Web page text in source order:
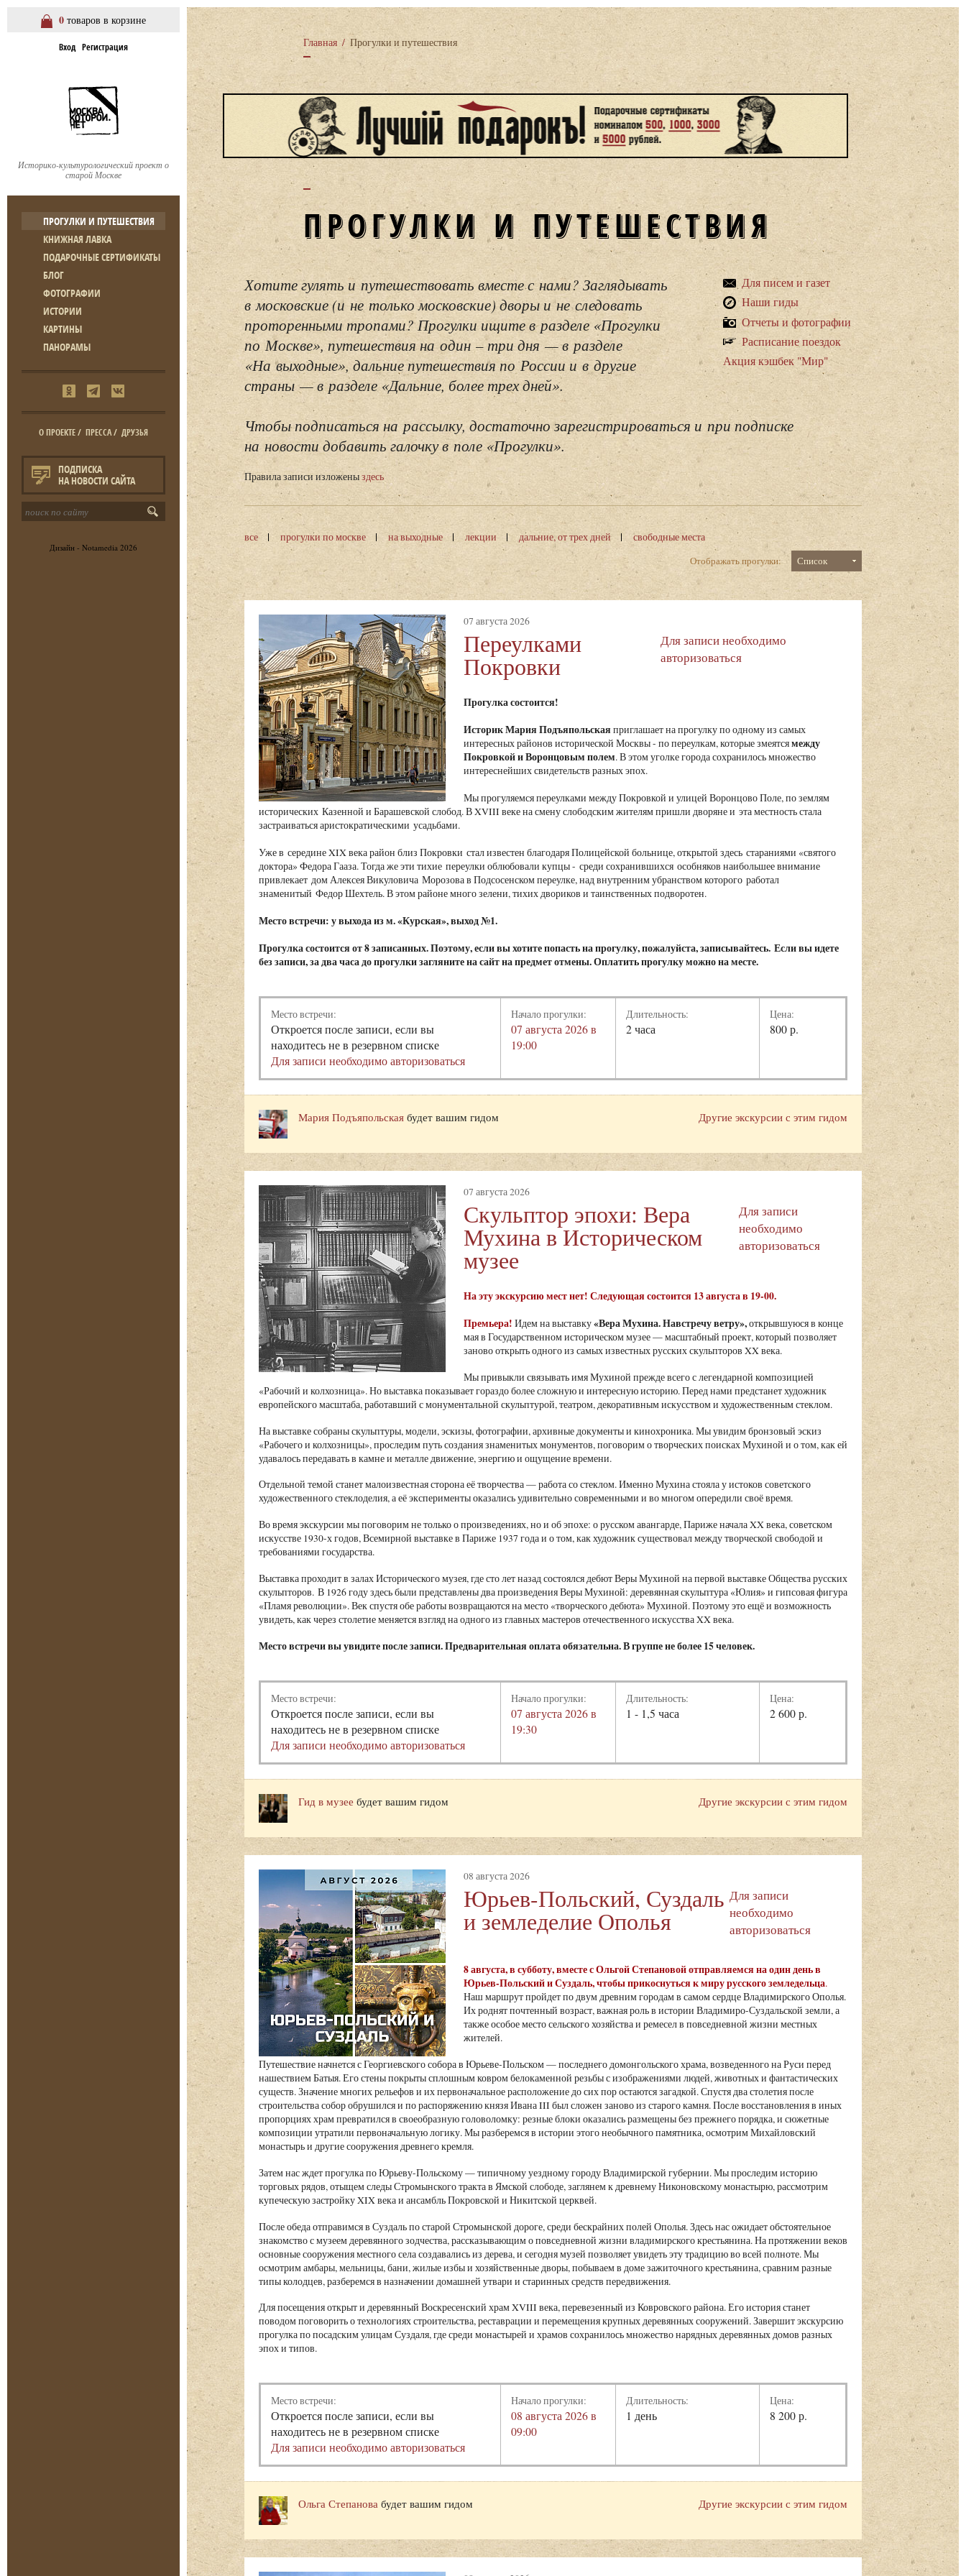
0 товаров в корзине
Вход Регистрация
Историко-культурологический проект о
старой Москве
ПРОГУЛКИ И ПУТЕШЕСТВИЯ
КНИЖНАЯ ЛАВКА
ПОДАРОЧНЫЕ СЕРТИФИКАТЫ
БЛОГ
ФОТОГРАФИИ
ИСТОРИИ
КАРТИНЫ
ПАНОРАМЫ
О ПРОЕКТЕ/ ПРЕССА/ ДРУЗЬЯ
ПОДПИСКА
НА НОВОСТИ САЙТА
Дизайн - Notamedia 2026
Главная / Прогулки и путешествия
ПРОГУЛКИ И ПУТЕШЕСТВИЯ
Для писем и газет
Наши гиды
Отчеты и фотографии
Расписание поездок
Акция кэшбек "Мир"
Хотите гулять и путешествовать вместе с нами? Заглядывать
в московские (и не только московские) дворы и не следовать
проторенными тропами? Прогулки ищите в разделе «Прогулки
по Москве», путешествия на один – три дня — в разделе
«На выходные», дальние путешествия по России и в другие
страны — в разделе «Дальние, более трех дней».
Чтобы подписаться на рассылку, достаточно зарегистрироваться и при подписке
на новости добавить галочку в поле «Прогулки».
Правила записи изложеныздесь
все прогулки по москве на выходные лекции дальние, от трех дней
свободные места
Отображать прогулки:
Список
07 августа 2026
Переулками
Покровки
Для записи необходимо
авторизоваться
Прогулка состоится!
Историк Мария Подъяпольская приглашает на прогулку по одному из самых
интересных районов исторической Москвы - по переулкам, которые змеятсямежду
Покровкой и Воронцовым полем. В этом уголке города сохранилось множество
интереснейших свидетельств разных эпох.
Мы прогуляемся переулками между Покровкой и улицей Воронцово Поле, по землям
исторических Казенной и Барашевской слобод. В XVIII веке на смену слободским жителям пришли дворяне и эта местность стала
застраиваться аристократическими усадьбами.
Уже в середине XIX века район близ Покровки стал известен благодаря Полицейской больнице, открытой здесь стараниями «святого
доктора» Федора Гааза. Тогда же эти тихие переулки облюбовали купцы - среди сохранившихся особняков наибольшее внимание
привлекает дом Алексея Викуловича Морозова в Подсосенском переулке, над внутренним убранством которого работал
знаменитый Федор Шехтель. В этом районе много зелени, тихих двориков и таинственных подворотен.
Место встречи: у выхода из м. «Курская», выход №1.
Прогулка состоится от 8 записанных. Поэтому, если вы хотите попасть на прогулку, пожалуйста, записывайтесь. Если вы идете
без записи, за два часа до прогулки загляните на сайт на предмет отмены. Оплатить прогулку можно на месте.
Место встречи:
Откроется после записи, если вы
находитесь не в резервном списке
Для записи необходимо авторизоваться
Начало прогулки:
07 августа 2026 в
19:00
Длительность:
2 часа
Цена:
800 р.
Другие экскурсии с этим гидом
Мария Подъяпольская будет вашим гидом
07 августа 2026
Скульптор эпохи: Вера
Мухина в Историческом
музее
Для записи
необходимо
авторизоваться
На эту экскурсию мест нет! Следующая состоится 13 августа в 19-00.
Премьера! Идем на выставку«Вера Мухина. Навстречу ветру»,открывшуюся в конце
мая в Государственном историческом музее — масштабный проект, который позволяет
заново открыть одного из самых известных русских скульпторов XX века.
Мы привыкли связывать имя Мухиной прежде всего с легендарной композицией
«Рабочий и колхозница». Но выставка показывает гораздо более сложную и интересную историю. Перед нами предстанет художник
европейского масштаба, работавший с монументальной скульптурой, театром, декоративным искусством и художественным стеклом.
На выставке собраны скульптуры, модели, эскизы, фотографии, архивные документы и кинохроника. Мы увидим бронзовый эскиз
«Рабочего и колхозницы», проследим путь создания знаменитых монументов, поговорим о творческих поисках Мухиной и о том, как ей
удавалось передавать в камне и металле движение, энергию и ощущение времени.
Отдельной темой станет малоизвестная сторона её творчества — работа со стеклом. Именно Мухина стояла у истоков советского
художественного стеклоделия, а её эксперименты оказались удивительно современными и во многом опередили своё время.
Во время экскурсии мы поговорим не только о произведениях, но и об эпохе: о русском авангарде, Париже начала XX века, советском
искусстве 1930-х годов, Всемирной выставке в Париже 1937 года и о том, как художник существовал между творческой свободой и
требованиями государства.
Выставка проходит в залах Исторического музея, где сто лет назад состоялся дебют Веры Мухиной на первой выставке Общества русских
скульпторов. В 1926 году здесь были представлены два произведения Веры Мухиной: деревянная скульптура «Юлия» и гипсовая фигура
«Пламя революции». Век спустя обе работы возвращаются на место «творческого дебюта» Мухиной. Поэтому это ещё и возможность
увидеть, как через столетие меняется взгляд на одного из главных мастеров отечественного искусства XX века.
Место встречи вы увидите после записи. Предварительная оплата обязательна. В группе не более 15 человек.
Место встречи:
Откроется после записи, если вы
находитесь не в резервном списке
Для записи необходимо авторизоваться
Начало прогулки:
07 августа 2026 в
19:30
Длительность:
1 - 1,5 часа
Цена:
2 600 р.
Другие экскурсии с этим гидом
Гид в музее будет вашим гидом
08 августа 2026
Юрьев-Польский, Суздаль
и земледелие Ополья
Для записи
необходимо
авторизоваться
8 августа, в субботу, вместе с Ольгой Степановой отправляемся на один день в
Юрьев-Польский и Суздаль, чтобы прикоснуться к миру русского земледельца.
Наш маршрут пройдет по двум древним городам в самом сердце Владимирского Ополья.
Их роднят почтенный возраст, важная роль в истории Владимиро-Суздальской земли, а
также особое место сельского хозяйства и ремесел в повседневной жизни местных
жителей.
Путешествие начнется с Георгиевского собора в Юрьеве-Польском — последнего домонгольского храма, возведенного на Руси перед
нашествием Батыя. Его стены покрыты сплошным ковром белокаменной резьбы с изображениями людей, животных и фантастических
существ. Значение многих рельефов и их первоначальное расположение до сих пор остаются загадкой. Спустя два столетия после
строительства собор обрушился и по распоряжению князя Ивана III был сложен заново из старого камня. После восстановления в иных
пропорциях храм превратился в своеобразную головоломку: резные блоки оказались размещены без прежнего порядка, и сюжетные
композиции утратили первоначальную логику. Мы разберемся в истории этого необычного памятника, осмотрим Михайловский
монастырь и другие сооружения древнего кремля.
Затем нас ждет прогулка по Юрьеву-Польскому — типичному уездному городу Владимирской губернии. Мы проследим историю
торговых рядов, отыщем следы Стромынского тракта в Ямской слободе, заглянем к древнему Никоновскому монастырю, рассмотрим
купеческую застройку XIX века и ансамбль Покровской и Никитской церквей.
После обеда отправимся в Суздаль по старой Стромынской дороге, среди бескрайних полей Ополья. Здесь нас ожидает обстоятельное
знакомство с музеем деревянного зодчества, рассказывающим о повседневной жизни владимирского крестьянина. На протяжении веков
основные сооружения местного села создавались из дерева, и сегодня музей позволяет увидеть эту традицию во всей полноте. Мы
осмотрим амбары, мельницы, бани, жилые избы и хозяйственные дворы, побываем в доме зажиточного крестьянина, сравним разные
типы колодцев, разберемся в назначении домашней утвари и старинных средств передвижения.
Для посещения открыт и деревянный Воскресенский храм XVIII века, перевезенный из Ковровского района. Его история станет
поводом поговорить о технологиях строительства, реставрации и перемещения крупных деревянных сооружений. Завершит экскурсию
прогулка по посадским улицам Суздаля, где среди монастырей и храмов сохранилось множество нарядных деревянных домов разных
эпох и типов.
Место встречи:
Откроется после записи, если вы
находитесь не в резервном списке
Для записи необходимо авторизоваться
Начало прогулки:
08 августа 2026 в
09:00
Длительность:
1 день
Цена:
8 200 р.
Другие экскурсии с этим гидом
Ольга Степанова будет вашим гидом